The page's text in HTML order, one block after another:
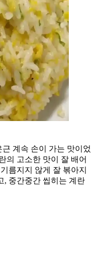
계속 손이 가는 맛이었
의 고소한 맛이 잘 배어
름지지 않게 잘 볶아지
, 중간중간 씹히는 계란